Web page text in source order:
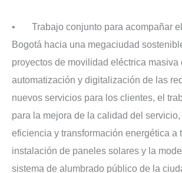
• Trabajo conjunto para acompañar
Bogotá hacia una megaciudad
proyectos de movilidad eléctrica masiva
automatización y digitalización de las
nuevos servicios para los clientes, el
para la mejora de la calidad del
eficiencia y transformación energética a
instalación de paneles solares y la
sistema de alumbrado público de la